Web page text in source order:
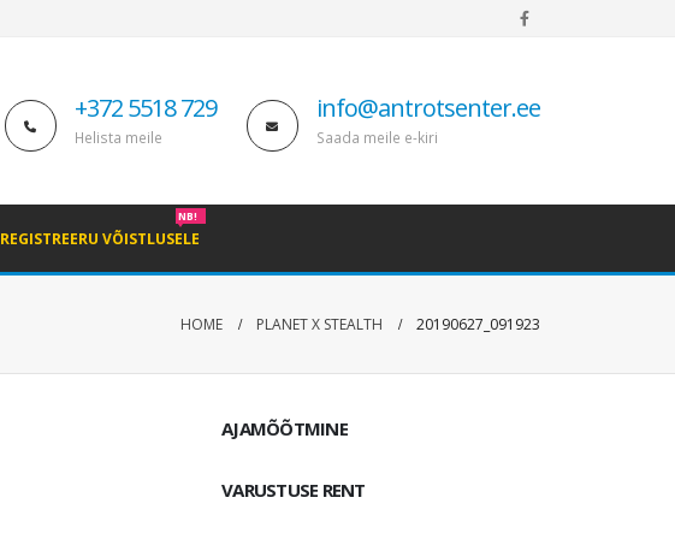
+372 5518 729
Helista meile
info@antrotsenter.ee
Saada meile e-kiri
REGISTREERU VÕISTLUSELE
NB!
HOME PLANET X STEALTH 20190627_091923
AJAMÕÕTMINE
VARUSTUSE RENT